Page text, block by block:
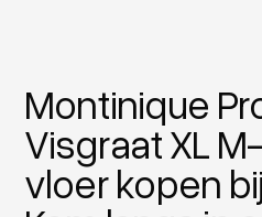
Montinique
Visgraat XL
vloer kopen